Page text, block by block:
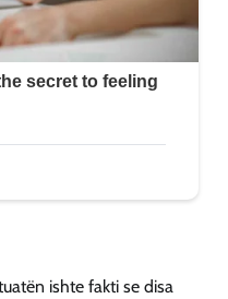
ishte fakti se disa